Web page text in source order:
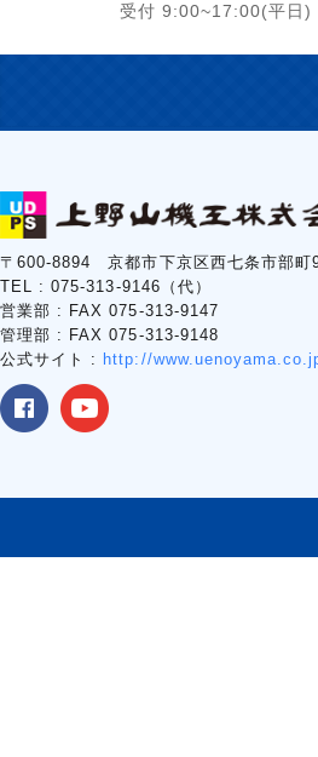
受付 9:00~17:00(平日
〒600-8894 京都市下京区西七条市部町
TEL : 075-313-9146（代）
営業部 : FAX 075-313-9147
管理部 : FAX 075-313-9148
公式サイト : http://